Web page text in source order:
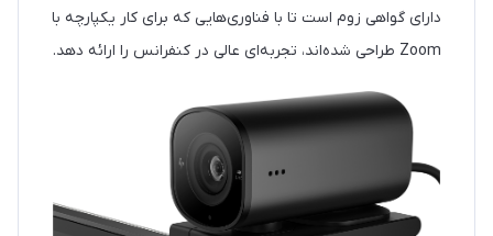
دارای گواهی زوم است تا با فناوری‌هایی که برای کار یکپارچه با
Zoom طراحی شده‌اند، تجربه‌ای عالی در کنفرانس را ارائه دهد.